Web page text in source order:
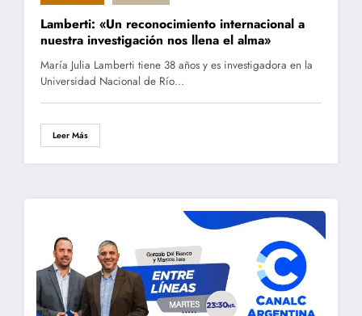
Lamberti: «Un reconocimiento internacional a
nuestra investigación nos llena el alma»
María Julia Lamberti tiene 38 años y es investigadora en la
Universidad Nacional de Río…
Leer Más